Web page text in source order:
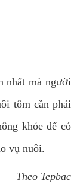
nhất mà người
tôm cần phải
khỏe để có
vụ nuôi.
Theo Tepbac